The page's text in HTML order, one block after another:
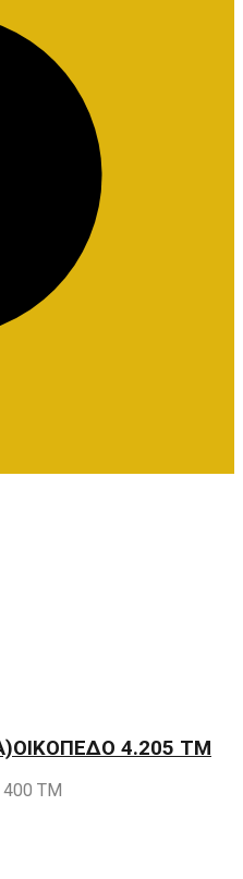
4.205 ΤΜ
TM